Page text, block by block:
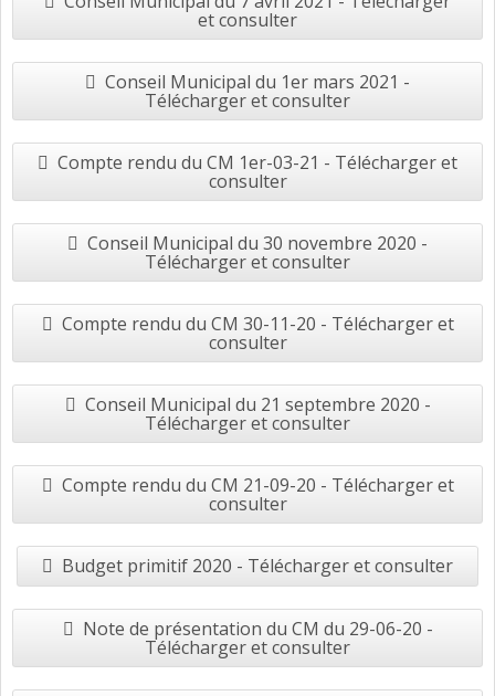
et consulter
Conseil Municipal du 1er mars 2021 -
Télécharger et consulter
Compte rendu du CM 1er-03-21 - Télécharger et
consulter
Conseil Municipal du 30 novembre 2020 -
Télécharger et consulter
Compte rendu du CM 30-11-20 - Télécharger et
consulter
Conseil Municipal du 21 septembre 2020 -
Télécharger et consulter
Compte rendu du CM 21-09-20 - Télécharger et
consulter
Budget primitif 2020 - Télécharger et consulter
Note de présentation du CM du 29-06-20 -
Télécharger et consulter